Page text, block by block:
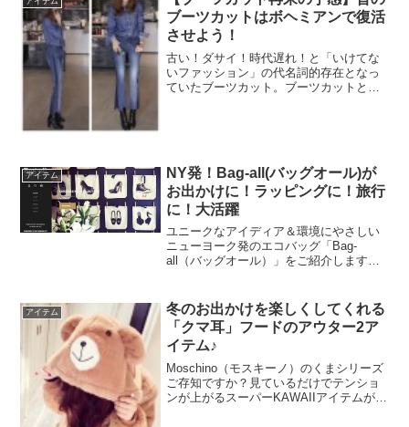
ブーツカットはボヘミアンで復活
させよう！
古い！ダサイ！時代遅れ！と「いけてな
いファッション」の代名詞的存在となっ
ていたブーツカット。ブーツカットとは
アイテム
NY発！Bag-all(バッグオール)が
お出かけに！ラッピングに！旅行
に！大活躍
ユニークなアイディア＆環境にやさしい
ニューヨーク発のエコバッグ「Bag-
all（バッグオール）」をご紹介します。
買いしてしまいそう♡ちょっとしたプレ
ゼントにもオス...
アイテム
冬のお出かけを楽しくしてくれる
「クマ耳」フードのアウター2ア
イテム♪
Moschino（モスキーノ）のくまシリーズ
ご存知ですか？見ているだけでテンショ
ンが上がるスーパーKAWAIIアイテムがた